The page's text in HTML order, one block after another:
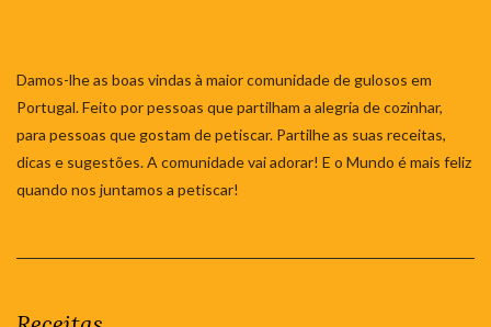
Damos-lhe as boas vindas à maior comunidade de gulosos em
Portugal. Feito por pessoas que partilham a alegria de cozinhar,
para pessoas que gostam de petiscar. Partilhe as suas receitas,
dicas e sugestões. A comunidade vai adorar! E o Mundo é mais feliz
quando nos juntamos a petiscar!